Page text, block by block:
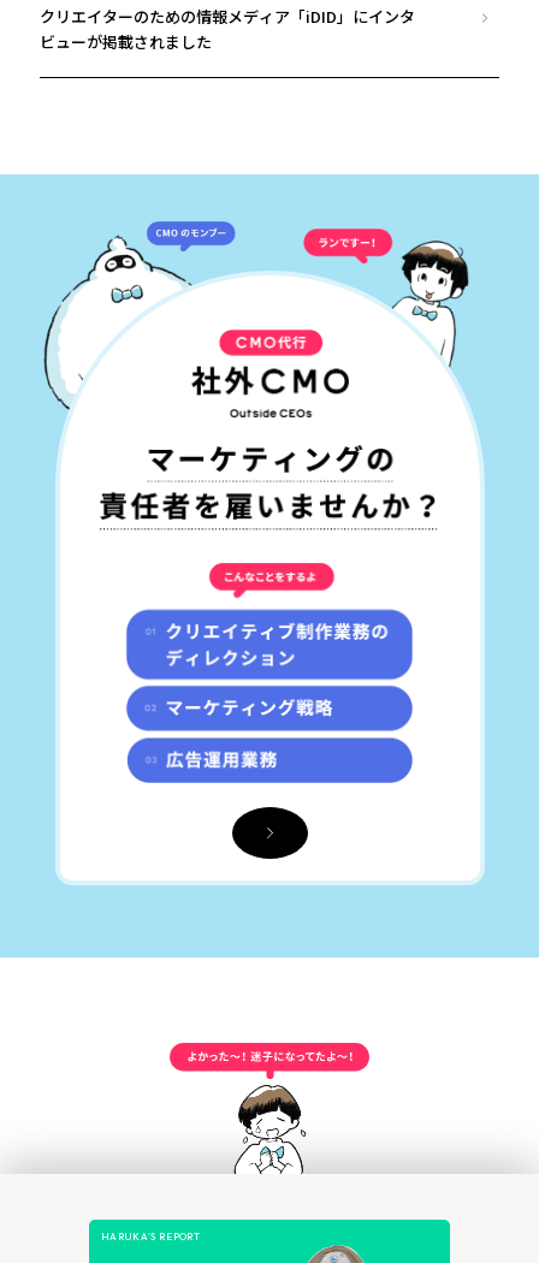
クリエイターのための情報メディア「iDID」にインタ
ビューが掲載されました
HARUKA’S REPORT